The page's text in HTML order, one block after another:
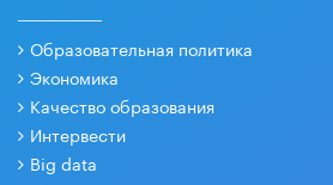
Образовательная политика
Экономика
Качество образования
Интервести
Big data